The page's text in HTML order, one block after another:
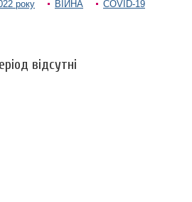
року ВІЙНА COVID-19
відсутні